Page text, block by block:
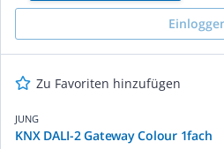
Zu Favoriten hinzufügen
JUNG
KNX DALI-2 Gateway Colour 1fach